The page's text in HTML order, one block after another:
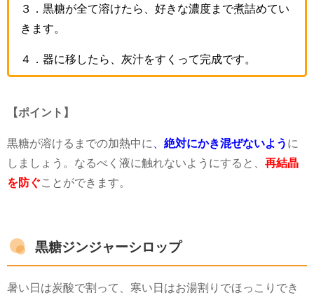
３．黒糖が全て溶けたら、好きな濃度まで煮詰めてい
きます。
４．器に移したら、灰汁をすくって完成です。
【ポイント】
黒糖が溶けるまでの加熱中に 絶対にかき混ぜないよう に
しましょう。なるべく液に触れないようにすると、 再結晶
を防ぐ ことができます。
黒糖ジンジャーシロップ
暑い日は炭酸で割って、寒い日はお湯割りでほっこりでき